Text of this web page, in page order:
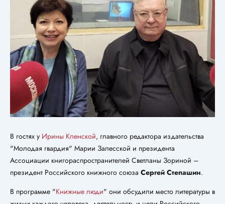
В гостях у Ирины Кленской, главного редактора издательства
"Молодая гвардия" Марии Залесской и президента
Ассоциации книгораспространителей Светланы Зориной –
президент Российского книжного союза Сергей Степашин.
В программе "Книжные люди" они обсудили место литературы в